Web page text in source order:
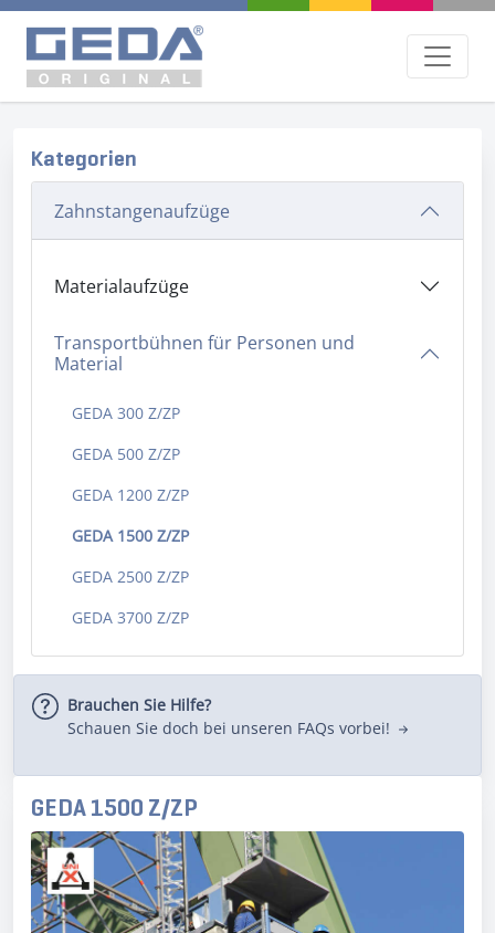
Kategorien
Zahnstangenaufzüge
Materialaufzüge
Transportbühnen für Personen und
Material
GEDA 300 Z/ZP
GEDA 500 Z/ZP
GEDA 1200 Z/ZP
GEDA 1500 Z/ZP
GEDA 2500 Z/ZP
GEDA 3700 Z/ZP
Brauchen Sie Hilfe?
Schauen Sie doch bei unseren FAQs vorbei!
GEDA 1500 Z/ZP